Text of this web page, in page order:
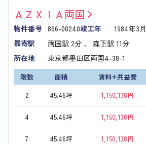
ＡＺＸＩＡ両国
物件番号 866-00240竣工年
1984年3月
最寄駅
両国駅 2分 、 森下駅 11分
所在地
東京都墨田区両国4-38-1
階数 面積 賃料+共益費
2
45.46坪 1,150,138円
4 45.46坪 1,150,138円
7 45.46坪 1,150,138円